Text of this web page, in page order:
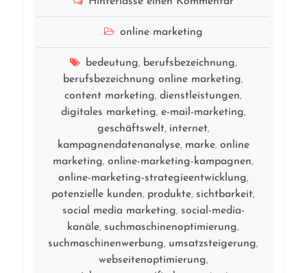
online marketing
bedeutung, berufsbezeichnung,
berufsbezeichnung online marketing,
content marketing,dienstleistungen,
digitales marketing, e-mail-marketing,
geschäftswelt, internet,
kampagnendatenanalyse, marke, online
marketing,online-marketing-kampagnen,
online-marketing-strategieentwicklung,
potenzielle kunden, produkte, sichtbarkeit,
social media marketing, social-media-
kanäle, suchmaschinenoptimierung,
suchmaschinenwerbung, umsatzsteigerung,
webseitenoptimierung,